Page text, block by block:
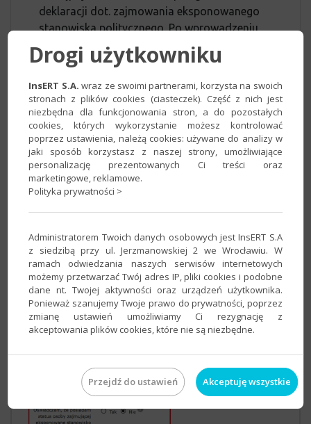
deklaracji dot. zajmowania eksponowanego
stanowiska politycznego. Po wprowadzeniu
danych reprezentanta upoważnionego do
zawarcia umowy poleOświadczam, że
eksponowane stanowisko polityczneustaw
naNie
Możliwe jest także dodanie dodatkowych
reprezentantów firmy oraz przyznanie
dostępu do panelu Przelewy24 osobie
kontaktowej.
panelu?koniecznie ustaw naTak, a następnie
ustalhasło dostępu.
Po wprowadzeniu tych danych kliknij
przyciskDalej.
Drogi użytkowniku
InsERT S.A. wraz ze swoimi partnerami, korzysta na swoich
stronach z plików cookies (ciasteczek). Część z nich jest
niezbędna dla funkcjonowania stron, a do pozostałych
cookies, których wykorzystanie możesz kontrolować
poprzez ustawienia, należą cookies: używane do analizy w
jaki sposób korzystasz z naszej strony, umożliwiające
personalizację prezentowanych Ci treści oraz
marketingowe, reklamowe.
Polityka prywatności >
Administratorem Twoich danych osobowych jest InsERT S.A
z siedzibą przy ul. Jerzmanowskiej 2 we Wrocławiu. W
ramach odwiedzania naszych serwisów internetowych
możemy przetwarzać Twój adres IP, pliki cookies i podobne
dane nt. Twojej aktywności oraz urządzeń użytkownika.
Ponieważ szanujemy Twoje prawo do prywatności, poprzez
zmianę ustawień umożliwiamy Ci rezygnację z
akceptowania plików cookies, które nie są niezbędne.
Przejdź do ustawień Akceptuję wszystkie